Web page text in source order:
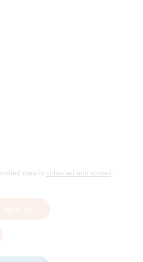
data is collected and stored